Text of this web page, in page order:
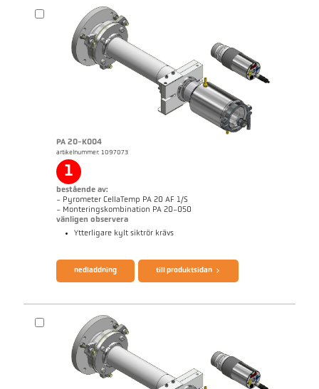
PA 20-K004
artikelnummer: 1097073
1
bestående av:
- Pyrometer CellaTemp PA 20 AF 1/S
- Monteringskombination PA 20-050
vänligen observera
Ytterligare kylt siktrör krävs
broschyr CellaTemp PA
nedladdning till produktsidan